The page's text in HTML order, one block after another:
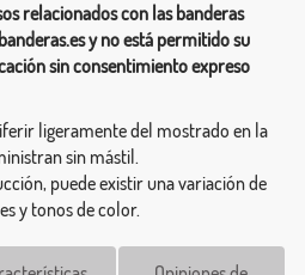
relacionados con las banderas
y no está permitido su
sin consentimiento expreso
ligeramente del mostrado en la
sin mástil.
puede existir una variación de
y tonos de color.